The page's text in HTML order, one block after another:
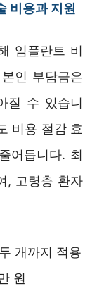
비용과 지원
임플란트 비
인 부담금은
질 수 있습니
비용 절감 효
어듭니다. 최
, 고령층 환자
개까지 적용
원